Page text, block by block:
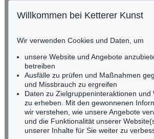
Auktion 535 - Lot 44
Meer (D)
, 1930
Ergebnis:€ 985.000
RHEINLAND-PFALZ
Miriam Heß
Tel.: +49 (0)62 21 58 80-038
Fax: +49 (0)62 21 58 80-595
infoheidelberg@kettererkunst.de
NORDDEUTSCHLAND
Nico Kassel, M.A.
Tel.: +49 (0)89 55244-164
Willkommen bei Ketterer Kunst
Wir verwenden Cookies und Daten, um
unsere Website und Angebote
betreiben
Ausfälle zu prüfen und Maßnahmen
und Missbrauch zu ergreifen
Daten zu Zielgruppeninteraktionen und
zu erheben. Mit den gewonnenen
wir verstehen, wie unsere Angebote
und die Funktionalität unserer
unserer Inhalte für Sie weiter zu